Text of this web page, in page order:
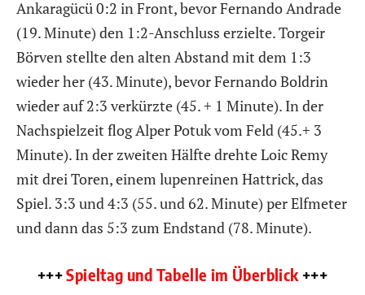
Ankaragücü 0:2 in Front, bevor Fernando Andrade
(19. Minute) den 1:2-Anschluss erzielte. Torgeir
Börven stellte den alten Abstand mit dem 1:3
wieder her (43. Minute), bevor Fernando Boldrin
wieder auf 2:3 verkürzte (45. + 1 Minute). In der
Nachspielzeit flog Alper Potuk vom Feld (45.+ 3
Minute). In der zweiten Hälfte drehte Loic Remy
mit drei Toren, einem lupenreinen Hattrick, das
Spiel. 3:3 und 4:3 (55. und 62. Minute) per Elfmeter
und dann das 5:3 zum Endstand (78. Minute).
+++Spieltag und Tabelle im Überblick +++